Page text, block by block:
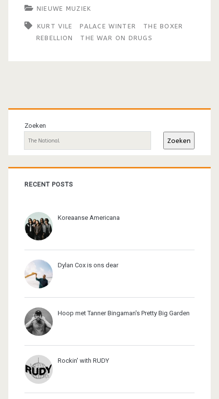
NIEUWE MUZIEK
KURT VILE PALACE WINTER
THE BOXER
REBELLION
THE WAR ON DRUGS
Primaire
sidebar
Zoeken
Zoeken
RECENT POSTS
Koreaanse Americana
Dylan Cox is ons dear
Hoop met Tanner Bingaman's Pretty Big Garden
Rockin' with RUDY